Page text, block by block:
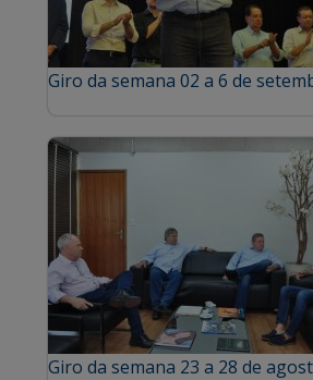
Giro da semana 02 a 6 de
Giro da semana 23 a 28 de